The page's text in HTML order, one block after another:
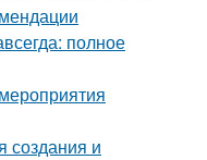
полное
создания и